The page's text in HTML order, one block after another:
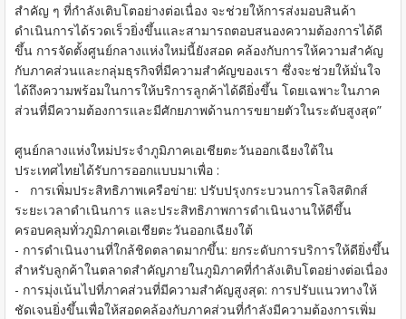
สำคัญ ๆ ที่กำลังเติบโตอย่างต่อเนื่อง จะช่วยให้การส่งมอบสินค้า
ดำเนินการได้รวดเร็วยิ่งขึ้นและสามารถตอบสนองความต้องการได้ดี
ขึ้น การจัดตั้งศูนย์กลางแห่งใหม่นี้ยังสอด คล้องกับการให้ความสำคัญ
กับภาคส่วนและกลุ่มธุรกิจที่มีความสำคัญของเรา ซึ่งจะช่วยให้มั่นใจ
ได้ถึงความพร้อมในการให้บริการลูกค้าได้ดียิ่งขึ้น โดยเฉพาะในภาค
ส่วนที่มีความต้องการและมีศักยภาพด้านการขยายตัวในระดับสูงสุด”
ศูนย์กลางแห่งใหม่ประจำภูมิภาคเอเชียตะวันออกเฉียงใต้ใน
ประเทศไทยได้รับการออกแบบมาเพื่อ :
- การเพิ่มประสิทธิภาพเครือข่าย: ปรับปรุงกระบวนการโลจิสติกส์
ระยะเวลาดำเนินการ และประสิทธิภาพการดำเนินงานให้ดีขึ้น
ครอบคลุมทั่วภูมิภาคเอเชียตะวันออกเฉียงใต้
- การดำเนินงานที่ใกล้ชิดตลาดมากขึ้น: ยกระดับการบริการให้ดียิ่งขึ้น
สำหรับลูกค้าในตลาดสำคัญภายในภูมิภาคที่กำลังเติบโตอย่างต่อเนื่อง
- การมุ่งเน้นไปที่ภาคส่วนที่มีความสำคัญสูงสุด: การปรับแนวทางให้
ชัดเจนยิ่งขึ้นเพื่อให้สอดคล้องกับภาคส่วนที่กำลังมีความต้องการเพิ่ม